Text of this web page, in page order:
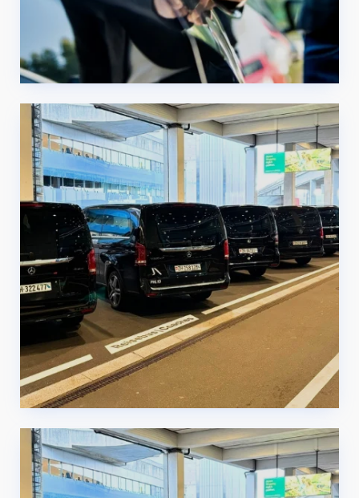
Servicio de traslado en
limusina en Berna
Servicio de traslado en
limusina a Milán Malpensa